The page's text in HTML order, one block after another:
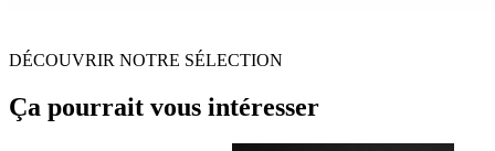
DÉCOUVRIR NOTRE SÉLECTION
Ça pourrait vous intéresser